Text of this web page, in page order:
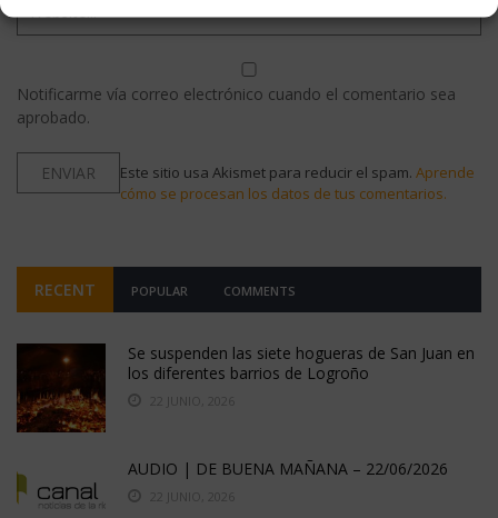
Notificarme vía correo electrónico cuando el comentario sea
aprobado.
Este sitio usa Akismet para reducir el spam. Aprende
cómo se procesan los datos de tus comentarios.
RECENT POPULAR COMMENTS
Se suspenden las siete hogueras de San Juan en
los diferentes barrios de Logroño
22 JUNIO, 2026
AUDIO | DE BUENA MAÑANA – 22/06/2026
22 JUNIO, 2026